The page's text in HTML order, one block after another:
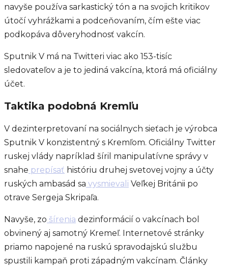
navyše používa sarkastický tón a na svojich kritikov
útočí vyhrážkami a podceňovaním, čím ešte viac
podkopáva dôveryhodnosť vakcín.
Sputnik V má na Twitteri viac ako 153-tisíc
sledovateľov a je to jediná vakcína, ktorá má oficiálny
účet.
Taktika podobná Kremľu
V dezinterpretovaní na sociálnych sieťach je výrobca
Sputnik V konzistentný s Kremľom. Oficiálny Twitter
ruskej vlády napríklad šíril manipulatívne správy v
snahe prepísať históriu druhej svetovej vojny a účty
ruských ambasád sa vysmievali Veľkej Británii po
otrave Sergeja Skripaľa.
Navyše, zo šírenia dezinformácií o vakcínach bol
obvinený aj samotný Kremeľ. Internetové stránky
priamo napojené na ruskú spravodajskú službu
spustili kampaň proti západným vakcínam. Články